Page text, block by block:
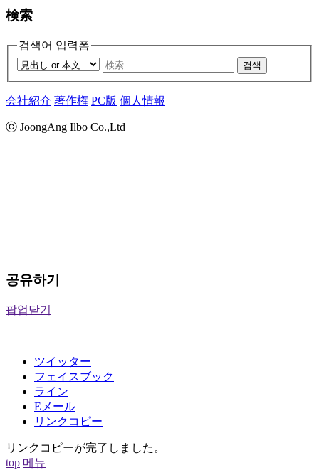
検索
검색어 입력폼
검색
会社紹介 著作権 PC版 個人情報
ⓒ JoongAng Ilbo Co.,Ltd
공유하기
팝업닫기
ツイッター
フェイスブック
ライン
Eメール
リンクコピー
リンクコピーが完了しました。
top 메뉴